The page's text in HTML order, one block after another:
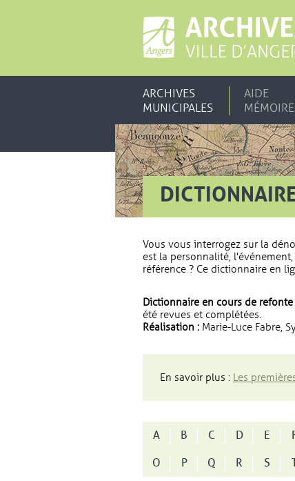
ARCHIVES
MUNICIPALES
AIDE
MÉMOIRE
Vous vous interrogez sur la
est la personnalité,
référence ? Ce dictionnaire en
Dictionnaire en cours de refonte
été revues et complétées.
Réalisation : Marie-Luce Fabre,
En savoir plus : Les
A B C D E
O
P Q R S